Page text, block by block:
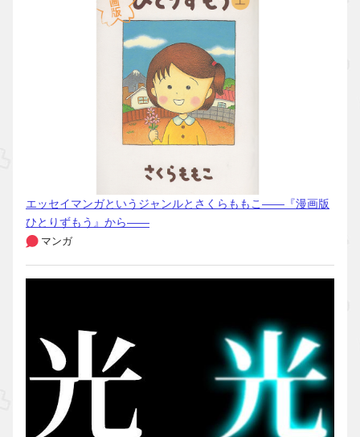
エッセイマンガというジャンルとさくらももこ――『漫画版
ひとりずもう』から――
マンガ